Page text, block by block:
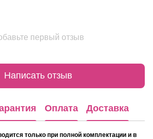
первый отзыв
Написать отзыв
Оплата Доставка
только при полной комплектации и в